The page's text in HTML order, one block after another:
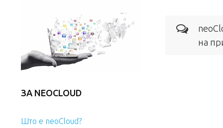
на
ЗА NEOCLOUD
Што е neoCloud?